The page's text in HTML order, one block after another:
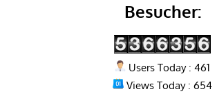
Besucher:
Users Today : 461
Views Today : 654